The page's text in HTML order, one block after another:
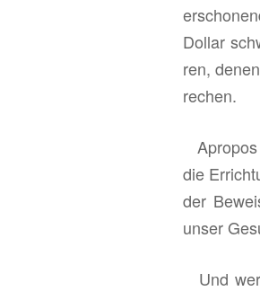
Dol­lar
ren,
re­chen.
die
der
unser
Und